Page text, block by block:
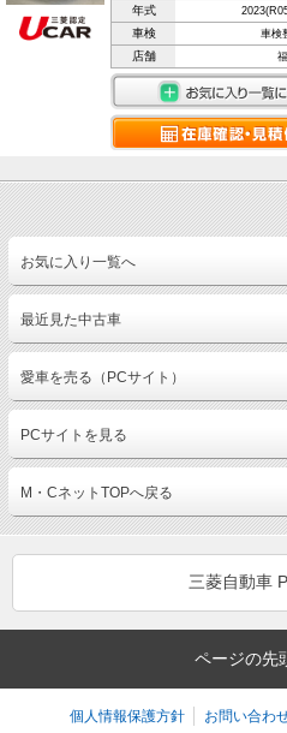
年式
車検 車検
店舗
お気に入り一覧へ
最近見た中古車
愛車を売る（PCサイト）
PCサイトを見る
M・CネットTOPへ戻る
三菱自動車
ページの先
個人情報保護方針 お問い合わ